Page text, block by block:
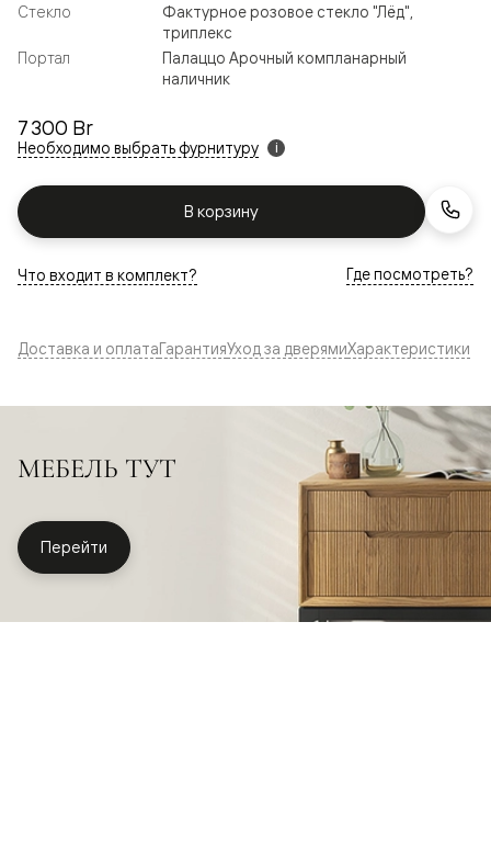
7 300 Br
Необходимо выбрать фурнитуру i
В корзину
Стекло
Фактурное розовое стекло "Лёд",
триплекс
Портал
Палаццо Арочный компланарный
наличник
Что входит в комплект? Где посмотреть?
Доставка и оплатаГарантияУход за дверямиХарактеристики
МЕБЕЛЬ ТУТ
Перейти